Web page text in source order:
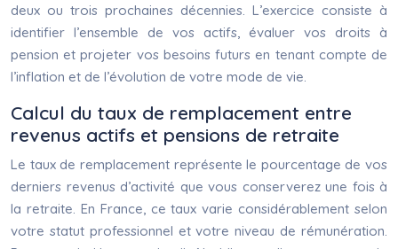
deux ou trois prochaines décennies. L’exercice consiste à
identifier l’ensemble de vos actifs, évaluer vos droits à
pension et projeter vos besoins futurs en tenant compte de
l’inflation et de l’évolution de votre mode de vie.
Calcul du taux de remplacement entre
revenus actifs et pensions de retraite
Le taux de remplacement représente le pourcentage de vos
derniers revenus d’activité que vous conserverez une fois à
la retraite. En France, ce taux varie considérablement selon
votre statut professionnel et votre niveau de rémunération.